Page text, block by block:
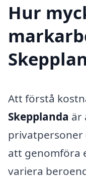
Hur
Att förstå
Skepplanda är
privatpersoner
att genomföra
variera